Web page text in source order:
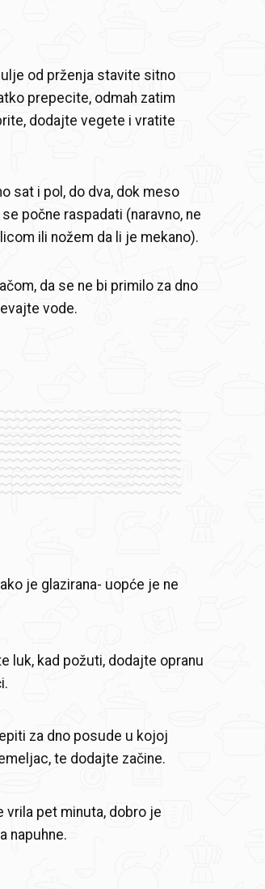
od prženja stavite sitno
prepecite, odmah zatim
dodajte vegete i vratite
sat i pol, do dva, dok meso
počne raspadati (naravno, ne
ili nožem da li je mekano).
da se ne bi primilo za dno
vode.
je glazirana- uopće je ne
luk, kad požuti, dodajte opranu
za dno posude u kojoj
te dodajte začine.
vrila pet minuta, dobro je
napuhne.